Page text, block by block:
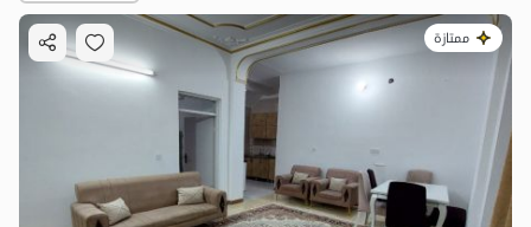
ممتازة